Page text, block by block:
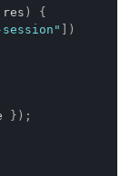
res )
{
)
} ) ;